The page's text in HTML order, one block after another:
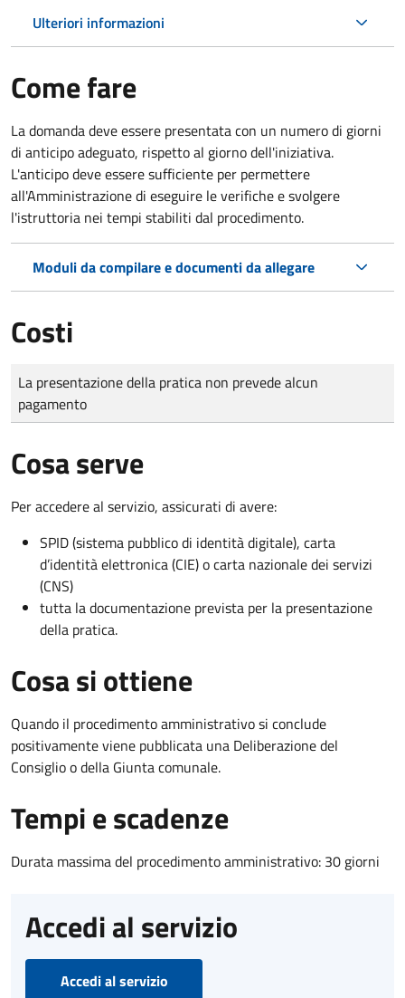
Ulteriori informazioni
Come fare
La domanda deve essere presentatacon un numero di giorni
di anticipo adeguato, rispetto al giorno dell'iniziativa.
L'anticipo deve essere sufficiente per permettere
all'Amministrazione di eseguire le verifiche e svolgere
l'istruttoria nei tempi stabiliti dal procedimento.
Moduli da compilare e documenti da allegare
Costi
Tipo di pagamento
Importo
La presentazione della pratica non prevede alcun
pagamento
Cosa serve
Per accedere al servizio, assicurati di avere:
SPID (sistema pubblico di identità digitale), carta
d’identità elettronica (CIE) o carta nazionale dei servizi
(CNS)
tutta la documentazione prevista per la presentazione
della pratica.
Cosa si ottiene
Quando il procedimento amministrativo si conclude
positivamente viene pubblicata una Deliberazione del
Consiglio o della Giunta comunale.
Tempi e scadenze
Durata massima del procedimento amministrativo: 30 giorni
Accedi al servizio
Accedi al servizio